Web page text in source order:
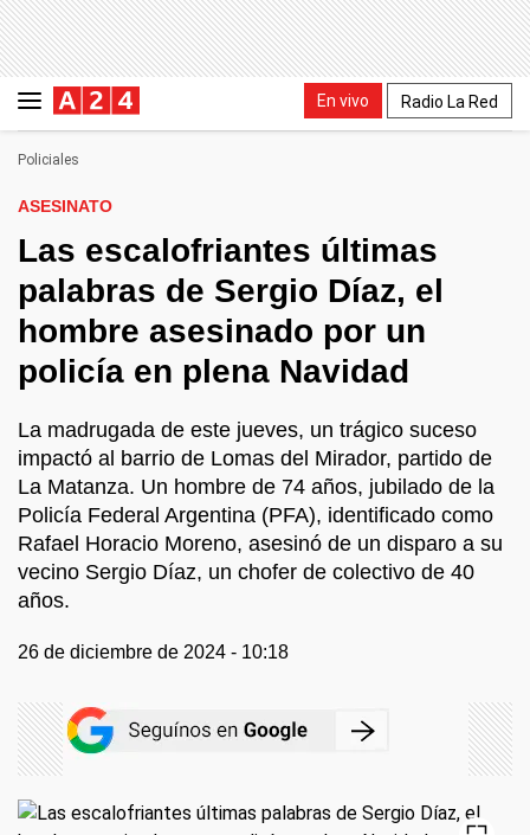
En vivo Radio La Red
Policiales
ASESINATO
Las escalofriantes últimas
palabras de Sergio Díaz, el
hombre asesinado por un
policía en plena Navidad
La madrugada de este jueves, un trágico suceso
impactó al barrio de Lomas del Mirador, partido de
La Matanza. Un hombre de 74 años, jubilado de la
Policía Federal Argentina (PFA), identificado como
Rafael Horacio Moreno, asesinó de un disparo a su
vecino Sergio Díaz, un chofer de colectivo de 40
años.
26 de diciembre de 2024 - 10:18